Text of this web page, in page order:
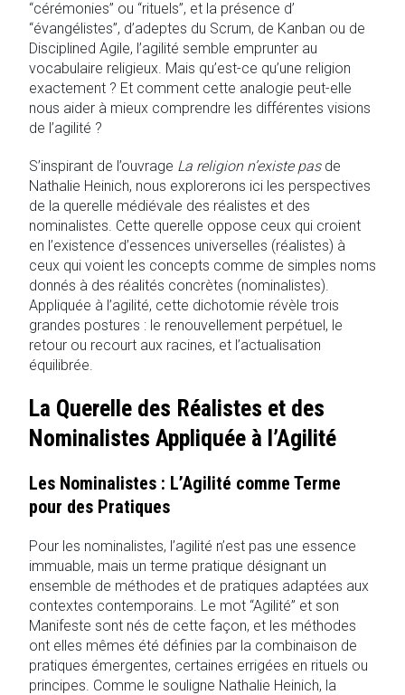
“cérémonies” ou “rituels”, et la présence d’
“évangélistes”, d’adeptes du Scrum, de Kanban ou de
Disciplined Agile, l’agilité semble emprunter au
vocabulaire religieux. Mais qu’est-ce qu’une religion
exactement ? Et comment cette analogie peut-elle
nous aider à mieux comprendre les différentes visions
de l’agilité ?
S’inspirant de l’ouvrage La religion n’existe pasde
Nathalie Heinich, nous explorerons ici les perspectives
de la querelle médiévale des réalistes et des
nominalistes. Cette querelle oppose ceux qui croient
en l’existence d’essences universelles (réalistes) à
ceux qui voient les concepts comme de simples noms
donnés à des réalités concrètes (nominalistes).
Appliquée à l’agilité, cette dichotomie révèle trois
grandes postures : le renouvellement perpétuel, le
retour ou recourt aux racines, et l’actualisation
équilibrée.
La Querelle des Réalistes et des
Nominalistes Appliquée à l’Agilité
Les Nominalistes : L’Agilité comme Terme
pour des Pratiques
Pour les nominalistes, l’agilité n’est pas une essence
immuable, mais un terme pratique désignant un
ensemble de méthodes et de pratiques adaptées aux
contextes contemporains. Le mot “Agilité” et son
Manifeste sont nés de cette façon, et les méthodes
ont elles mêmes été définies par la combinaison de
pratiques émergentes, certaines errigées en rituels ou
principes. Comme le souligne Nathalie Heinich, la